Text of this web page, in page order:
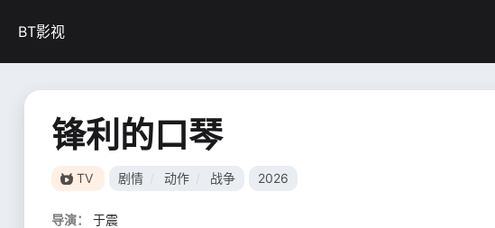
BT影视
锋利的口琴
TV 剧情 动作 战争 2026
导演：
于震